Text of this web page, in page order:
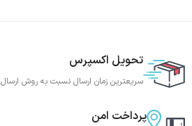
تحویل اکسپرس
سریعترین زمان ارسال نسبت به روش ارسال
پرداخت امن